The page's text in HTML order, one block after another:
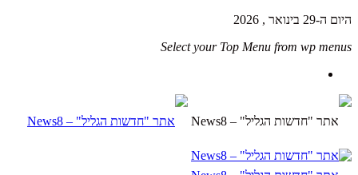
היום ה-29 בינואר , 2026
Select your Top Menu from wp menus